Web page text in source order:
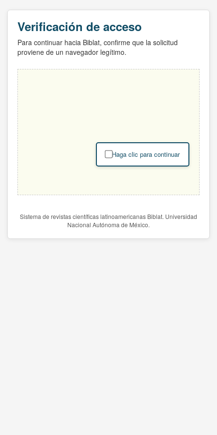
Verificación de acceso
Para continuar hacia Biblat, confirme que la solicitud
proviene de un navegador legítimo.
Haga clic para continuar
Sistema de revistas científicas latinoamericanas Biblat. Universidad
Nacional Autónoma de México.